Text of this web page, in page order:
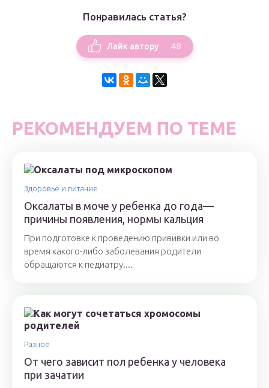
Понравилась статья?
Лайк автору 48
РЕКОМЕНДУЕМ ПО ТЕМЕ
Здоровье и питание
Оксалаты в моче у ребенка до года—
причины появления, нормы кальция
При подготовке к проведению прививки или во
время какого-либо заболевания родители
обращаются к педиатру....
Разное
От чего зависит пол ребенка у человека
при зачатии